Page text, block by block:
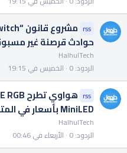
rss
حوادث قرصنة غير
HalhulTech
الردود 0 الخميس في 19:15
rss
MiniLED بأسعار في المتناول
HalhulTech
الردود 0 الأربعاء في 00:46